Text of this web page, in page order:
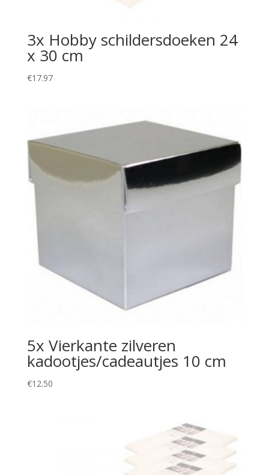
3x Hobby schildersdoeken 24
x 30 cm
€17.97
5x Vierkante zilveren
kadootjes/cadeautjes 10 cm
€12.50